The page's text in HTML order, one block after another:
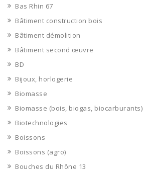
Bas Rhin 67
Bâtiment construction bois
Bâtiment démolition
Bâtiment second œuvre
BD
Bijoux, horlogerie
Biomasse
Biomasse (bois, biogas, biocarburants)
Biotechnologies
Boissons
Boissons (agro)
Bouches du Rhône 13